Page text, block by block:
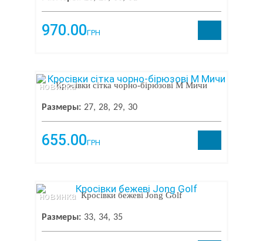
970.00ГРН
Кросівки сітка чорно-бірюзові М Мичи
Размеры: 27 28 29 30
655.00ГРН
новинка
Кросівки бежеві Jong Golf
Размеры: 33 34 35
новинка